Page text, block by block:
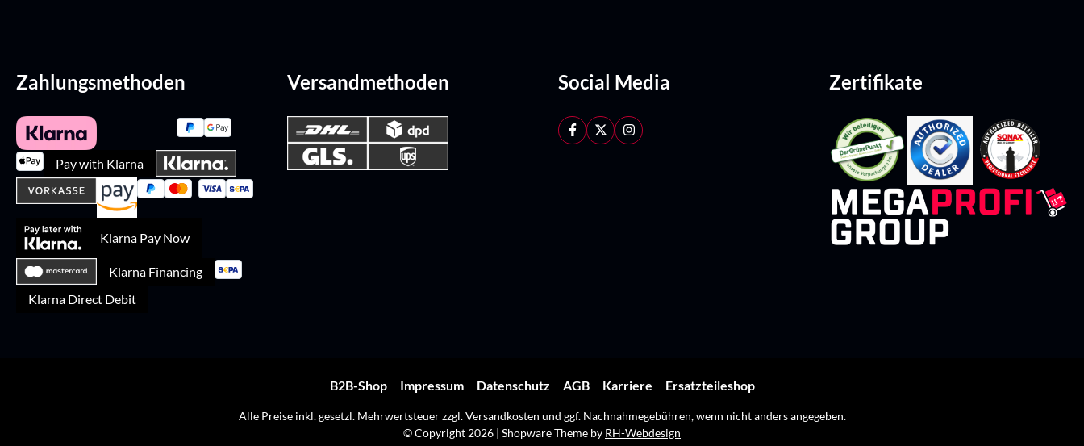
Zahlungsmethoden
Pay with Klarna
Klarna Pay Now
Klarna Financing
Klarna Direct Debit
Versandmethoden Social Media Zertifikate
B2B-Shop Impressum Datenschutz AGB Karriere Ersatzteileshop
Alle Preise inkl. gesetzl. Mehrwertsteuer zzgl.Versandkosten und ggf. Nachnahmegebühren, wenn nicht anders angegeben.
© Copyright 2026 | Shopware Theme by RH-Webdesign